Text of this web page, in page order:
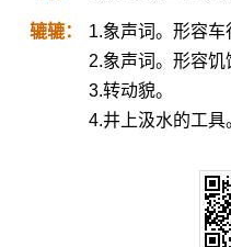
辘辘：
1.象声词。形容车
2.象声词。形容饥
3.转动貌。
4.井上汲水的工具